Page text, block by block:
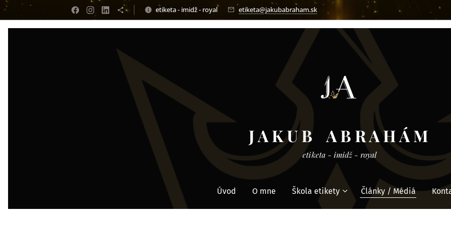
etiketa - imidž - royal etiketa@jakubabraham.sk
J A K U B A B R A H Á M
etiketa - imidž - royal
Úvod O mne Škola etikety Články / Médiá